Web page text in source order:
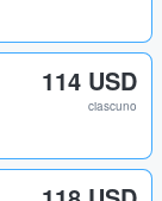
114 USD
ciascuno